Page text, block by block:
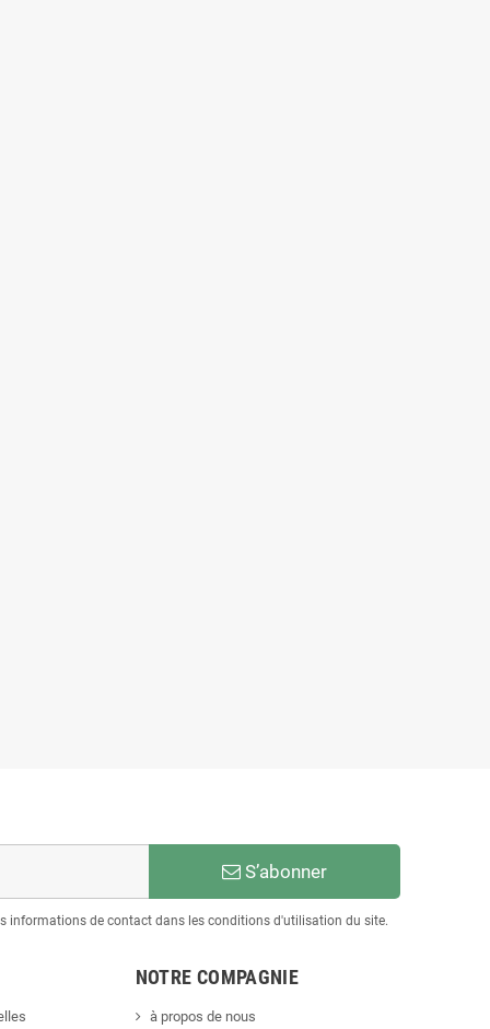
S’abonner
informations de contact dans les conditions d'utilisation du site.
NOTRE COMPAGNIE
à propos de nous